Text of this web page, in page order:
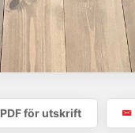
PDF för utskrift